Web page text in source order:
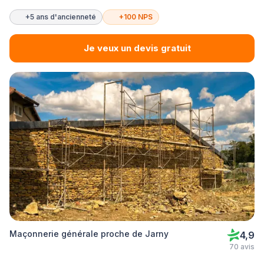
+5 ans d'ancienneté +100 NPS
Je veux un devis gratuit
Maçonnerie générale proche de Jarny 4,9
70 avis